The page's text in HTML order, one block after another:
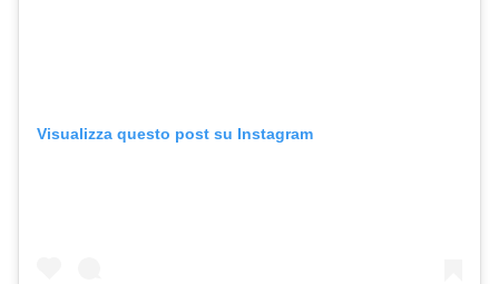
Visualizza questo post su Instagram